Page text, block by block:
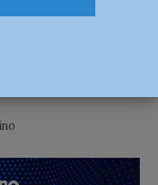
Piacenza: